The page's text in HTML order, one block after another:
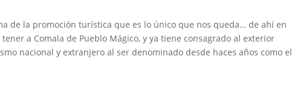
de la promoción turística que es lo único que nos queda… de ahí en
a Comala de Pueblo Mágico, y ya tiene consagrado al exterior
nacional y extranjero al ser denominado desde haces años como el